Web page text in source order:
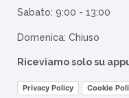
Sabato: 9:00 - 13:00
Domenica: Chiuso
Riceviamo solo su
Privacy Policy Cookie